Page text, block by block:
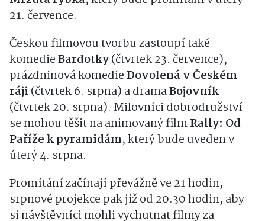
21. července.
Českou filmovou tvorbu zastoupí také
komedieBardotky(čtvrtek 23. července),
prázdninová komedieDovolená v Českém
ráji (čtvrtek 6. srpna) a dramaBojovník
(čtvrtek 20. srpna). Milovníci dobrodružství
se mohou těšit na animovaný filmRally: Od
Paříže k pyramidám, který bude uveden v
úterý 4. srpna.
Promítání začínají převážně ve 21 hodin,
srpnové projekce pak již od 20.30 hodin, aby
si návštěvníci mohli vychutnat filmy za